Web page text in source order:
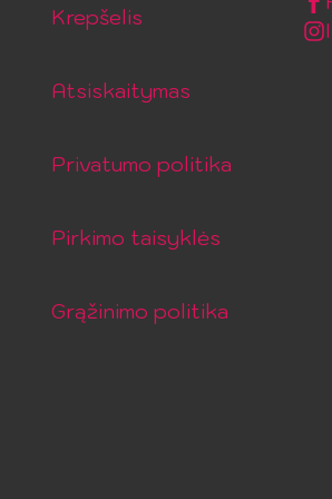
Krepšelis
Atsiskaitymas
Privatumo politika
Pirkimo taisyklės
Grąžinimo politika